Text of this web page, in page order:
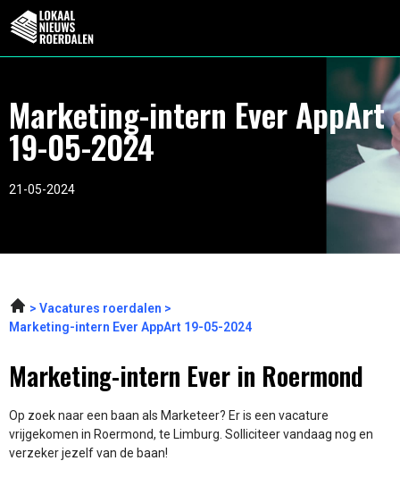
Marketing-intern Ever AppArt
19-05-2024
21-05-2024
Vacatures roerdalen
Marketing-intern Ever AppArt 19-05-2024
Marketing-intern Ever in Roermond
Op zoek naar een baan als Marketeer? Er is een vacature
vrijgekomen in Roermond, te Limburg. Solliciteer vandaag nog en
verzeker jezelf van de baan!